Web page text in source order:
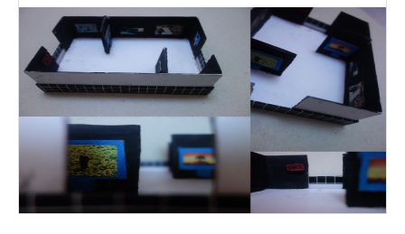
Image
couverture
(conseillée)